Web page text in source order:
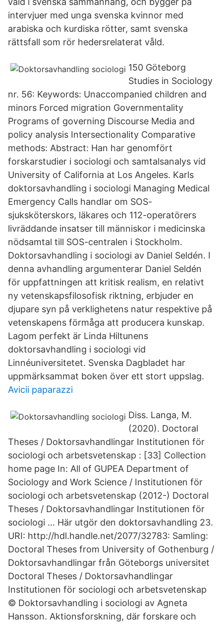
intervjuer med unga svenska kvinnor med
arabiska och kurdiska rötter, samt svenska
rättsfall som rör hedersrelaterat våld.
150 Göteborg
Studies in Sociology
nr. 56: Keywords: Unaccompanied children and
minors Forced migration Governmentality
Programs of governing Discourse Media and
policy analysis Intersectionality Comparative
methods: Abstract: Han har genomfört
forskarstudier i sociologi och samtalsanalys vid
University of California at Los Angeles. Karls
doktorsavhandling i sociologi Managing Medical
Emergency Calls handlar om SOS-
sjuksköterskors, läkares och 112-operatörers
livräddande insatser till människor i medicinska
nödsamtal till SOS-centralen i Stockholm.
Doktorsavhandling i sociologi av Daniel Seldén. I
denna avhandling argumenterar Daniel Seldén
för uppfattningen att kritisk realism, en relativt
ny vetenskapsfilosofisk riktning, erbjuder en
djupare syn på verklighetens natur respektive på
vetenskapens förmåga att producera kunskap.
Lagom perfekt är Linda Hiltunens
doktorsavhandling i sociologi vid
Linnéuniversitetet. Svenska Dagbladet har
uppmärksammat boken över ett stort uppslag.
Avicii paparazzi
Diss. Langa, M.
(2020). Doctoral
Theses / Doktorsavhandlingar Institutionen för
sociologi och arbetsvetenskap : [33] Collection
home page In: All of GUPEA Department of
Sociology and Work Science / Institutionen för
sociologi och arbetsvetenskap (2012-) Doctoral
Theses / Doktorsavhandlingar Institutionen för
sociologi … Här utgör den doktorsavhandling 23.
URI: http://hdl.handle.net/2077/32783: Samling:
Doctoral Theses from University of Gothenburg /
Doktorsavhandlingar från Göteborgs universitet
Doctoral Theses / Doktorsavhandlingar
Institutionen för sociologi och arbetsvetenskap
© Doktorsavhandling i sociologi av Agneta
Hansson. Aktionsforskning, där forskare och